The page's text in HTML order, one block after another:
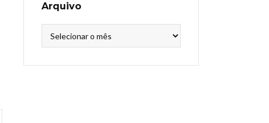
Arquivo